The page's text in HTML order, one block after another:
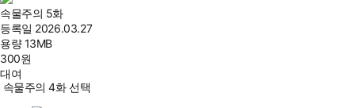
속물주의 5화
등록일 2026.03.27
용량13MB
300원
대여
속물주의 4화 선택